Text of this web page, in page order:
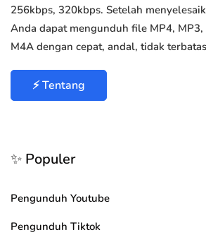
256kbps, 320kbps. Setelah
Anda dapat mengunduh file MP4, MP3,
M4A dengan cepat, andal, tidak
⚡ Tentang
✨ Populer
Pengunduh Youtube
Pengunduh Tiktok